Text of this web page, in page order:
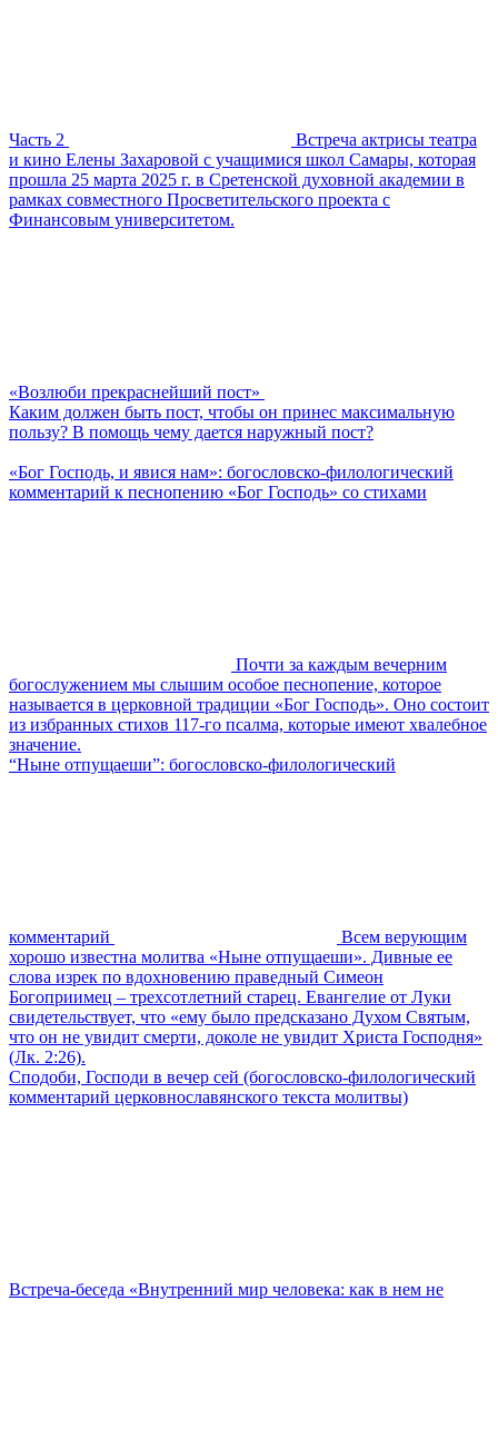
Часть 2
Встреча актрисы театра
и кино Елены Захаровой с учащимися школ Самары, которая
прошла 25 марта 2025 г. в Сретенской духовной академии в
рамках совместного Просветительского проекта с
Финансовым университетом.
«Возлюби прекраснейший пост»
Каким должен быть пост, чтобы он принес максимальную
пользу? В помощь чему дается наружный пост?
«Бог Господь, и явися нам»: богословско-филологический
комментарий к песнопению «Бог Господь» со стихами
Почти за каждым вечерним
богослужением мы слышим особое песнопение, которое
называется в церковной традиции «Бог Господь». Оно состоит
из избранных стихов 117-го псалма, которые имеют хвалебное
значение.
“Ныне отпущаеши”: богословско-филологический
комментарий
Всем верующим
хорошо известна молитва «Ныне отпущаеши». Дивные ее
слова изрек по вдохновению праведный Симеон
Богоприимец – трехсотлетний старец. Евангелие от Луки
свидетельствует, что «ему было предсказано Духом Святым,
что он не увидит смерти, доколе не увидит Христа Господня»
(Лк. 2:26).
Сподоби, Господи в вечер сей (богословско-филологический
комментарий церковнославянского текста молитвы)
Встреча-беседа «Внутренний мир человека: как в нем не